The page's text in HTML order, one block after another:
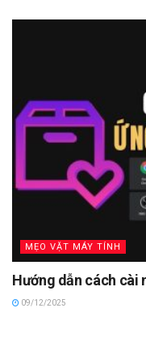
MẸO VẶT MÁY TÍNH
Hướng dẫn cách cài
09/12/2025